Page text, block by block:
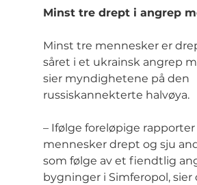
Minst tre drept i angrep
Minst tre mennesker er
såret i et ukrainsk angrep
sier myndighetene på den
russiskannekterte halvøya.
– Ifølge foreløpige rapporter
mennesker drept og sju
som følge av et fiendtlig
bygninger i Simferopol, sier